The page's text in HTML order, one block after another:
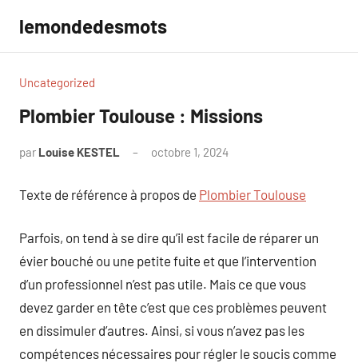
contenu
lemondedesmots
Uncategorized
Plombier Toulouse : Missions
par Louise KESTEL octobre 1, 2024
Texte de référence à propos de Plombier Toulouse
Parfois, on tend à se dire qu’il est facile de réparer un
évier bouché ou une petite fuite et que l’intervention
d’un professionnel n’est pas utile. Mais ce que vous
devez garder en tête c’est que ces problèmes peuvent
en dissimuler d’autres. Ainsi, si vous n’avez pas les
compétences nécessaires pour régler le soucis comme